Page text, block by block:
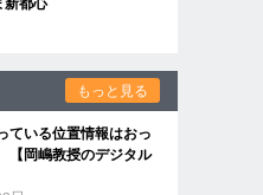
もっと見る
ている位置情報はおっ
岡嶋教授のデジタル